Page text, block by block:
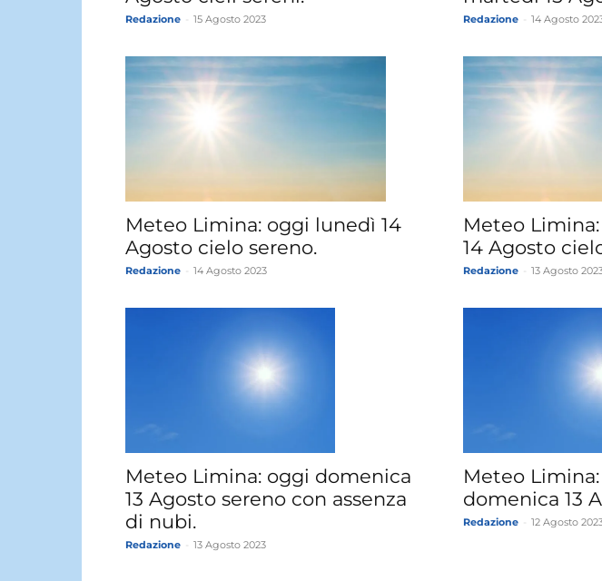
Redazione 15 Agosto 2023 Redazione 14 Agosto
Meteo Limina: oggi lunedì 14
Agosto cielo sereno.
Redazione 14 Agosto 2023
Meteo
14 Agosto
Redazione 13 Agosto
Meteo Limina: oggi domenica
13 Agosto sereno con assenza
di nubi.
Redazione 13 Agosto 2023
Meteo
domenica 13
Redazione 12 Agosto